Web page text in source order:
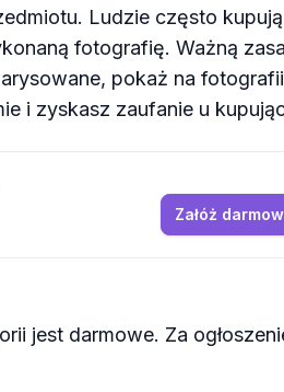
Ludzie często
fotografię. Ważną
pokaż na
i zyskasz zaufanie u
Załóż
jest darmowe. Za